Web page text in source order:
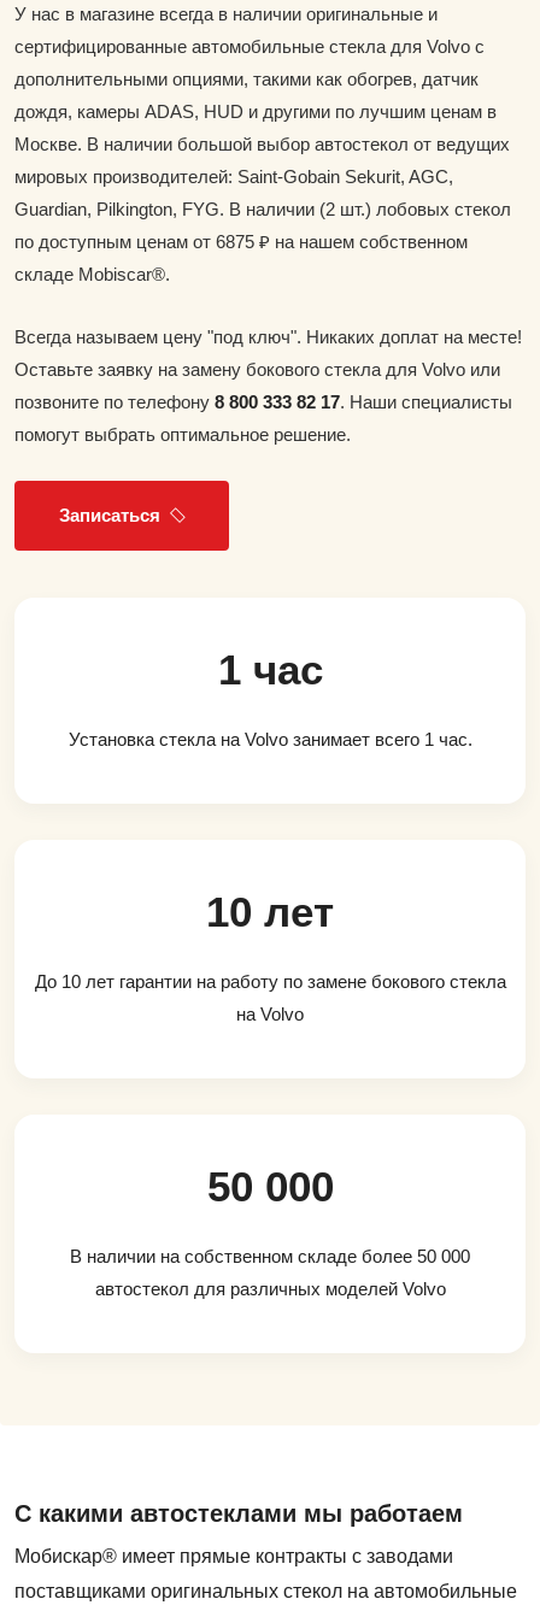
У нас в магазине всегда в наличии оригинальные и
сертифицированные автомобильные стекла для Volvo с
дополнительными опциями, такими как обогрев, датчик
дождя, камеры ADAS, HUD и другими по лучшим ценам в
Москве. В наличии большой выбор автостекол от ведущих
мировых производителей: Saint-Gobain Sekurit, AGC,
Guardian, Pilkington, FYG. В наличии (2 шт.) лобовых стекол
по доступным ценам от 6875 ₽ на нашем собственном
складе Mobiscar®.
Всегда называем цену "под ключ". Никаких доплат на месте!
Оставьте заявку на замену бокового стекла для Volvo или
позвоните по телефону 8 800 333 82 17. Наши специалисты
помогут выбрать оптимальное решение.
Записаться
1 час
Установка стекла на Volvo занимает всего 1 час.
10 лет
До 10 лет гарантии на работу по замене бокового стекла
на Volvo
50 000
В наличии на собственном складе более 50 000
автостекол для различных моделей Volvo
С какими автостеклами мы работаем
Мобискар® имеет прямые контракты с заводами
поставщиками оригинальных стекол на автомобильные